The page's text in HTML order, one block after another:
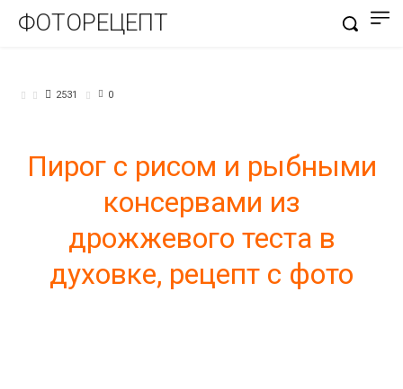
ФОТОРЕЦЕПТ
2531 0
Пирог с рисом и рыбными
консервами из
дрожжевого теста в
духовке, рецепт с фото